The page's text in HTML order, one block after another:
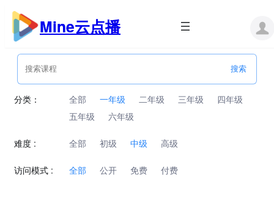
跳
内
Mine云点播
分类： 全部 一年级 二年级 三年级
四年级
五年级
六年级
难度 : 全部 初级 中级 高级
访问模式 : 全部 公开 免费 付费